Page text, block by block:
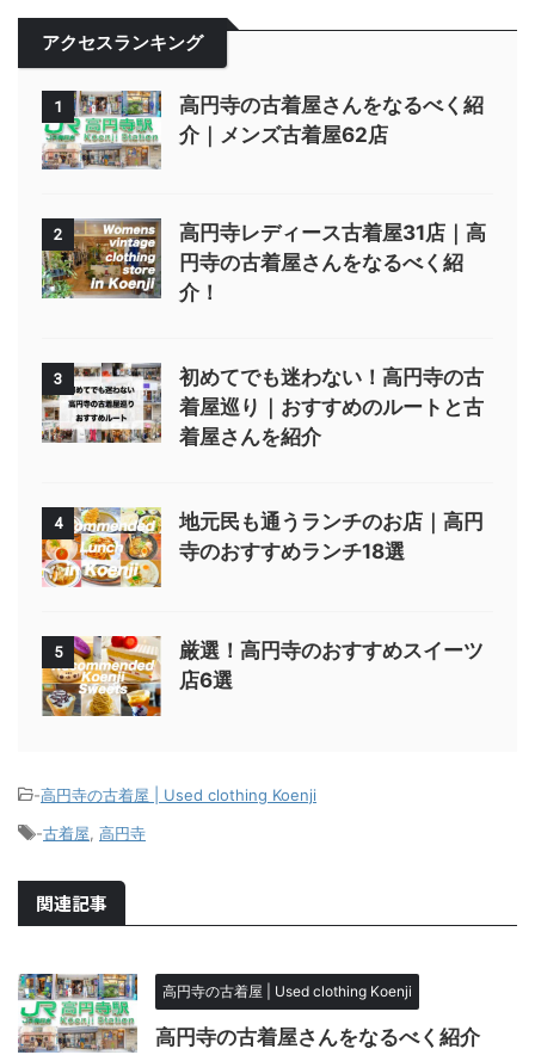
アクセスランキング
1
高円寺の古着屋さんをなるべく紹
介｜メンズ古着屋62店
2
高円寺レディース古着屋31店｜高
円寺の古着屋さんをなるべく紹
介！
3
初めてでも迷わない！高円寺の古
着屋巡り｜おすすめのルートと古
着屋さんを紹介
4
地元民も通うランチのお店｜高円
寺のおすすめランチ18選
5
厳選！高円寺のおすすめスイーツ
店6選
-高円寺の古着屋 | Used clothing Koenji
-古着屋 高円寺
関連記事
高円寺の古着屋 | Used clothing Koenji
高円寺の古着屋さんをなるべく紹介